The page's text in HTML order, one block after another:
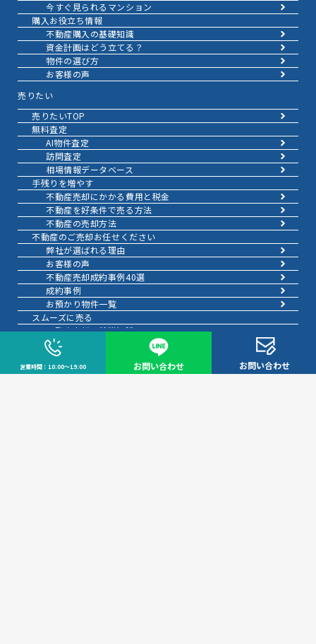
営業時間：10:00～19:00 お問い合わせ お問い合わせ
今すぐ見られるマンション
購入お役立ち情報
不動産購入の基礎知識
資金計画はどう立てる？
物件の選び方
お客様の声
売りたい
売りたいTOP
無料査定
AI物件査定
訪問査定
相場情報データベース
手残りを増やす
不動産売却にかかる費用と税金
不動産を好条件で売る方法
不動産の売却方法
不動産のご売却お任せください
弊社が選ばれる理由
お客様の声
不動産売却成約事例40選
成約事例
お預かり物件一覧
スムーズに売る
不動産売却の基礎知識
売却理由・物件別
不動産売却のコツ
不動産売却の注意点
不動産売却後の手続き